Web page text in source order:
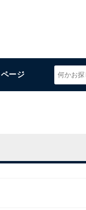
ージ